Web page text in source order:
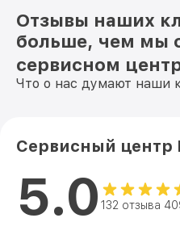
Отзывы наших
больше, чем мы
сервисном
Что о нас думают наши
Сервисный центр
5.0 132 отзыва